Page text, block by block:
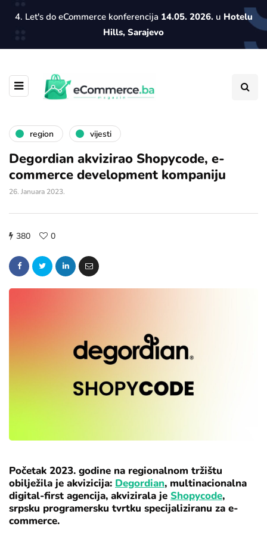
4. Let's do eCommerce konferencija 14.05. 2026.u Hotelu
Hills, Sarajevo
region vijesti
Degordian akvizirao Shopycode, e-
commerce development kompaniju
26. Januara 2023.
380 0
Početak 2023. godine na regionalnom tržištu
obilježila je akvizicija: Degordian, multinacionalna
digital-first agencija, akvizirala je Shopycode,
srpsku programersku tvrtku specijaliziranu za e-
commerce.